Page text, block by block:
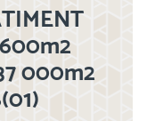
000m2